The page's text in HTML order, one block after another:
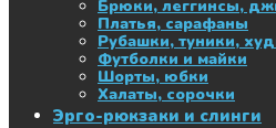
Брюки, леггинсы,
Платья, сарафаны
Рубашки, туники,
Футболки и майки
Шорты, юбки
Халаты, сорочки
Эрго-рюкзаки и слинги